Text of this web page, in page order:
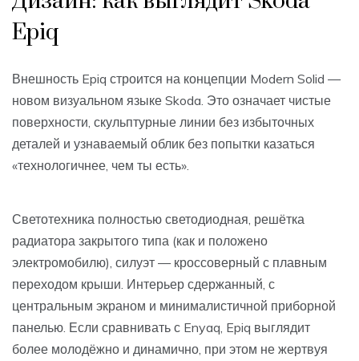
Epiq
Внешность Epiq строится на концепции Modern Solid —
новом визуальном языке Skoda. Это означает чистые
поверхности, скульптурные линии без избыточных
деталей и узнаваемый облик без попытки казаться
«технологичнее, чем ты есть».
Светотехника полностью светодиодная, решётка
радиатора закрытого типа (как и положено
электромобилю), силуэт — кроссоверный с плавным
переходом крыши. Интерьер сдержанный, с
центральным экраном и минималистичной приборной
панелью. Если сравнивать с Enyaq, Epiq выглядит
более молодёжно и динамично, при этом не жертвуя